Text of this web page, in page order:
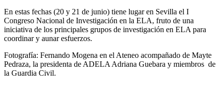
En estas fechas (20 y 21 de junio) tiene lugar en Sevilla el I
Congreso Nacional de Investigación en la ELA, fruto de una
iniciativa de los principales grupos de investigación en ELA para
coordinar y aunar esfuerzos.
Fotografía: Fernando Mogena en el Ateneo acompañado de Mayte
Pedraza, la presidenta de ADELA Adriana Guebara y miembros de
la Guardia Civil.